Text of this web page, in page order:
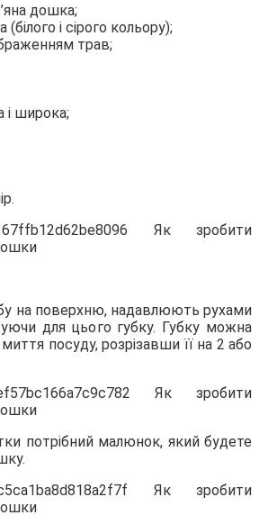
дошка;
і сірого кольору);
трав;
і широка;
на поверхню, надавлюють рухами
для цього губку. Губку можна
посуду, розрізавши її на 2 або
потрібний малюнок, який будете